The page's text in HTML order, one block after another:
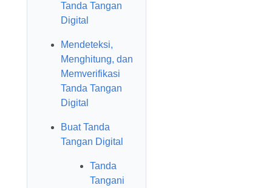
Tanda Tangan
Digital
Mendeteksi,
Menghitung, dan
Memverifikasi
Tanda Tangan
Digital
Buat Tanda
Tangan Digital
Tanda
Tangani